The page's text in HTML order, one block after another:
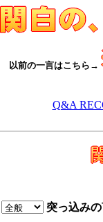
以前の一言はこちら→
Q&A
突っ込み